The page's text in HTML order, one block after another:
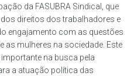
da FASUBRA Sindical, que
direitos dos trabalhadores e
engajamento com as questões
as mulheres na sociedade. Este
na busca pela
a atuação política das